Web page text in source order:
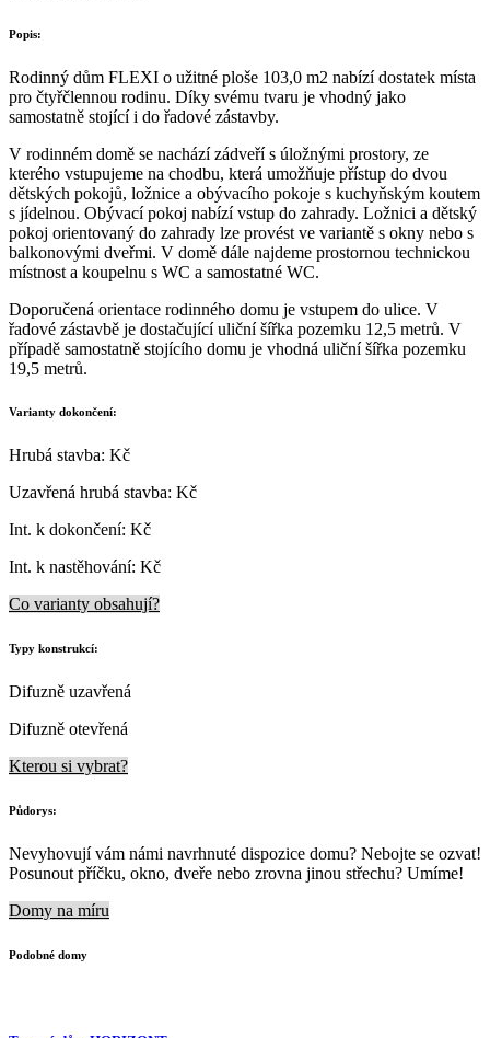
Popis:
Rodinný dům FLEXI o užitné ploše 103,0 m2 nabízí dostatek místa
pro čtyřčlennou rodinu. Díky svému tvaru je vhodný jako
samostatně stojící i do řadové zástavby.
V rodinném domě se nachází zádveří s úložnými prostory, ze
kterého vstupujeme na chodbu, která umožňuje přístup do dvou
dětských pokojů, ložnice a obývacího pokoje s kuchyňským koutem
s jídelnou. Obývací pokoj nabízí vstup do zahrady. Ložnici a dětský
pokoj orientovaný do zahrady lze provést ve variantě s okny nebo s
balkonovými dveřmi. V domě dále najdeme prostornou technickou
místnost a koupelnu s WC a samostatné WC.
Doporučená orientace rodinného domu je vstupem do ulice. V
řadové zástavbě je dostačující uliční šířka pozemku 12,5 metrů. V
případě samostatně stojícího domu je vhodná uliční šířka pozemku
19,5 metrů.
Varianty dokončení:
Hrubá stavba: Kč
Uzavřená hrubá stavba: Kč
Int. k dokončení: Kč
Int. k nastěhování: Kč
Co varianty obsahují?
Typy konstrukcí:
Difuzně uzavřená
Difuzně otevřená
Kterou si vybrat?
Půdorys:
Nevyhovují vám námi navrhnuté dispozice domu? Nebojte se ozvat!
Posunout příčku, okno, dveře nebo zrovna jinou střechu? Umíme!
Domy na míru
Podobné domy